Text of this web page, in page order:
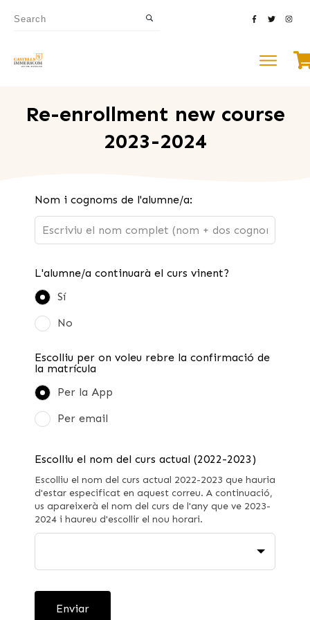
Re-enrollment new course
2023-2024
Leave
this
field
Nom i cognoms de l'alumne/a:
L'alumne/a continuarà el curs vinent?
Sí
No
Escolliu per on voleu rebre la confirmació de
la matrícula
Per la App
Per email
Escolliu el nom del curs actual (2022-2023)
Escolliu el nom del curs actual 2022-2023 que hauria
d'estar especificat en aquest correu. A continuació,
us apareixerà el nom del curs de l'any que ve 2023-
2024 i haureu d'escollir el nou horari.
Enviar